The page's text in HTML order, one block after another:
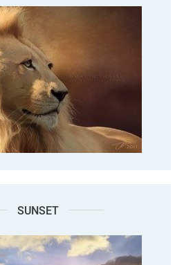
SUNSET